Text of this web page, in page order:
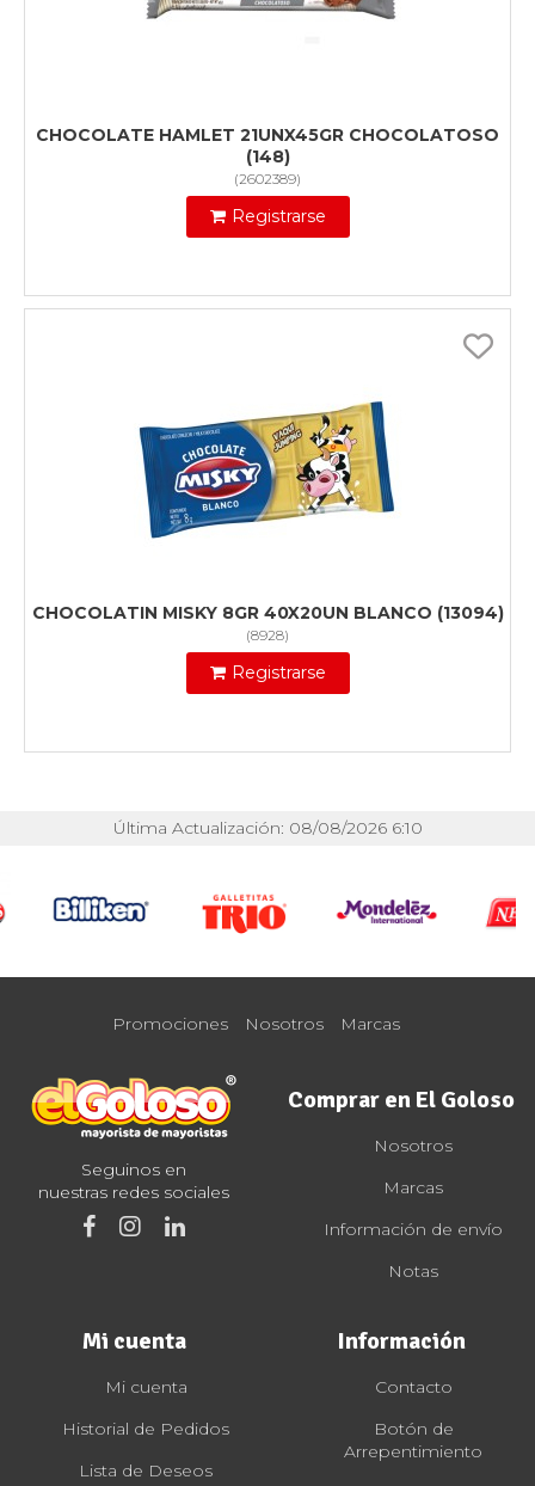
CHOCOLATE HAMLET 21UNX45GR CHOCOLATOSO
(148)
(2602389)
Registrarse
CHOCOLATIN MISKY 8GR 40X20UN BLANCO (13094)
(8928)
Registrarse
Última Actualización: 08/08/2026 6:10
Promociones Nosotros Marcas
Seguinos en
nuestras redes sociales
Comprar en El Goloso
Nosotros
Marcas
Información de envío
Notas
Mi cuenta
Mi cuenta
Historial de Pedidos
Lista de Deseos
Información
Contacto
Botón de
Arrepentimiento